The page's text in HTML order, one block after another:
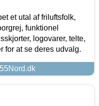
et utal af friluftsfolk,
funktionel
logovarer, telte,
for at se deres udvalg.